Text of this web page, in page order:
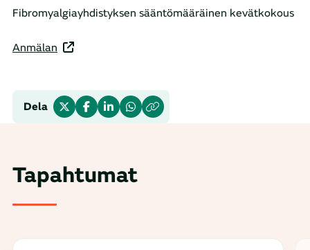
Fibromyalgiayhdistyksen sääntömääräinen kevätkokous
Anmälan
Dela
Tapahtumat